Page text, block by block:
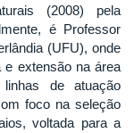
(2008) pela
é Professor
(UFU), onde
e extensão na área
de atuação
foco na seleção
voltada para a